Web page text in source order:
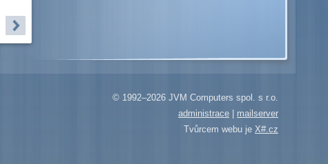
© 1992–2026 JVM Computers spol. s r.o.
administrace
mailserver
Tvůrcem webu je X#.cz